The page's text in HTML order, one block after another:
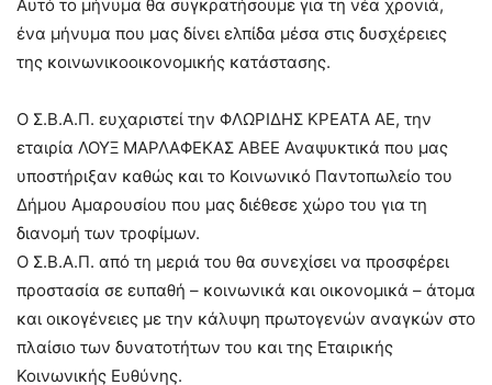
Αυτό το μήνυμα θα συγκρατήσουμε για τη νέα χρονιά,
ένα μήνυμα που μας δίνει ελπίδα μέσα στις δυσχέρειες
της κοινωνικοοικονομικής κατάστασης.
Ο Σ.Β.Α.Π. ευχαριστεί την ΦΛΩΡΙΔΗΣ ΚΡΕΑΤΑ ΑΕ, την
εταιρία ΛΟΥΞ ΜΑΡΛΑΦΕΚΑΣ ΑΒΕΕ Αναψυκτικά που μας
υποστήριξαν καθώς και το Κοινωνικό Παντοπωλείο του
Δήμου Αμαρουσίου που μας διέθεσε χώρο του για τη
διανομή των τροφίμων.
Ο Σ.Β.Α.Π. από τη μεριά του θα συνεχίσει να προσφέρει
προστασία σε ευπαθή – κοινωνικά και οικονομικά – άτομα
και οικογένειες με την κάλυψη πρωτογενών αναγκών στο
πλαίσιο των δυνατοτήτων του και της Εταιρικής
Κοινωνικής Ευθύνης.